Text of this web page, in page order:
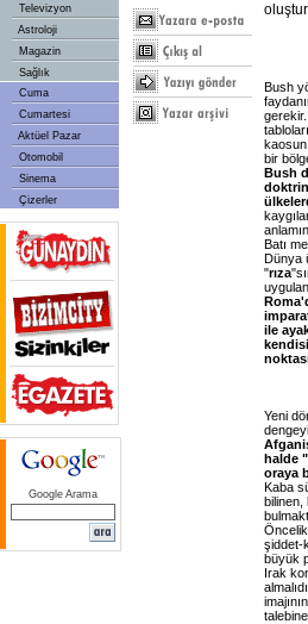
Televizyon
Astroloji
Magazin
Sağlık
Cuma
Cumartesi
Aktüel Pazar
Otomobil
Sinema
Çizerler
Google Arama
Bush
bir
Bush
Batı
Dünya
"rıza
ile
Yeni
halde
oraya
Kaba
bilinen,
şiddet-
büyük
Irak